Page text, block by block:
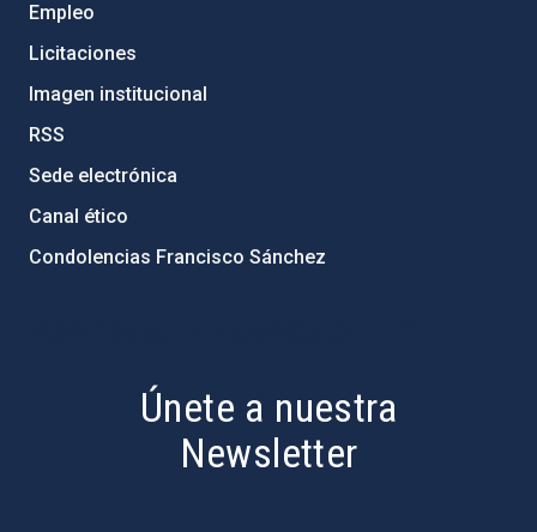
Empleo
Licitaciones
Imagen institucional
RSS
Sede electrónica
Canal ético
Condolencias Francisco Sánchez
Únete a nuestra
Newsletter